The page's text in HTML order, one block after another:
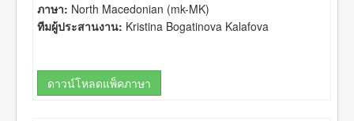
ภาษา: North Macedonian (mk-MK)
ทีมผู้ประสานงาน: Kristina Bogatinova Kalafova
ดาวน์โหลดแพ็คภาษา